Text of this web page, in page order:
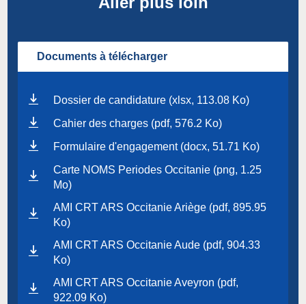
Documents à télécharger
Dossier de candidature (xlsx, 113.08 Ko)
Cahier des charges (pdf, 576.2 Ko)
Formulaire d'engagement (docx, 51.71 Ko)
Carte NOMS Periodes Occitanie (png, 1.25
Mo)
AMI CRT ARS Occitanie Ariège (pdf, 895.95
Ko)
AMI CRT ARS Occitanie Aude (pdf, 904.33
Ko)
AMI CRT ARS Occitanie Aveyron (pdf,
922.09 Ko)